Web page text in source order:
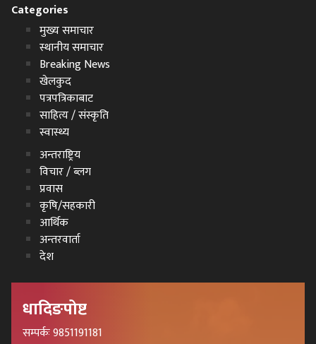
Categories
मुख्य समाचार
स्थानीय समाचार
Breaking News
खेलकुद
पत्रपत्रिकाबाट
साहित्य / संस्कृति
स्वास्थ्य
अन्तराष्ट्रिय
विचार / ब्लग
प्रवास
कृषि/सहकारी
आर्थिक
अन्तरवार्ता
देश
धादिङपोष्ट
सम्पर्कः 9851191181